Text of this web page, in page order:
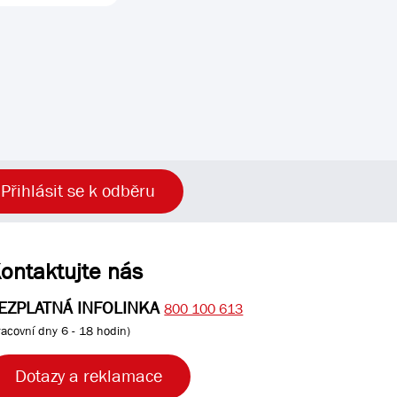
Přihlásit se k odběru
nás
INFOLINKA 800 100 613
dny 6 - 18 hodin)
Dotazy a reklamace